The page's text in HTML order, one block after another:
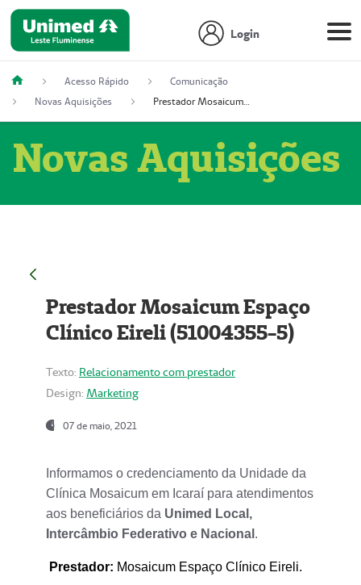
Login
Acesso Rápido
Comunicação
Novas Aquisições
Prestador Mosaicum Espaço Clínico Eireli (51004355-5)
Novas Aquisições
Prestador Mosaicum Espaço
Clínico Eireli (51004355-5)
Texto: Relacionamento com prestador
Design: Marketing
07 de maio, 2021
Informamos o credenciamento da Unidade da
Clínica Mosaicum em Icaraí para atendimentos
aos beneficiários da Unimed Local,
Intercâmbio Federativo e Nacional .
Prestador: Mosaicum Espaço Clínico Eireli.